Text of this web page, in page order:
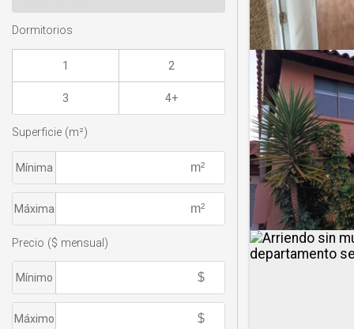
Dormitorios
1 2
3 4+
Superficie (m²)
Mínima
Máxima
Precio ($ mensual)
Mínimo
Máximo